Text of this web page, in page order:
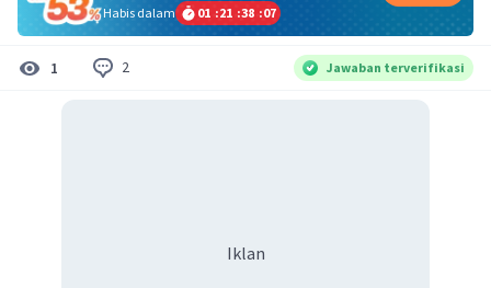
Habis dalam
01 :21 :38 :07
1 2 Jawaban terverifikasi
Iklan